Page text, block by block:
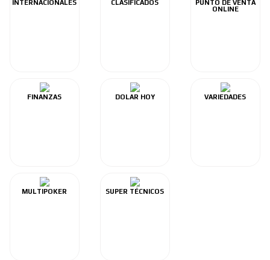
INTERNACIONALES CLASIFICADOS
PUNTO DE VENTA
ONLINE
FINANZAS DOLAR HOY VARIEDADES
MULTIPOKER SUPER TÉCNICOS